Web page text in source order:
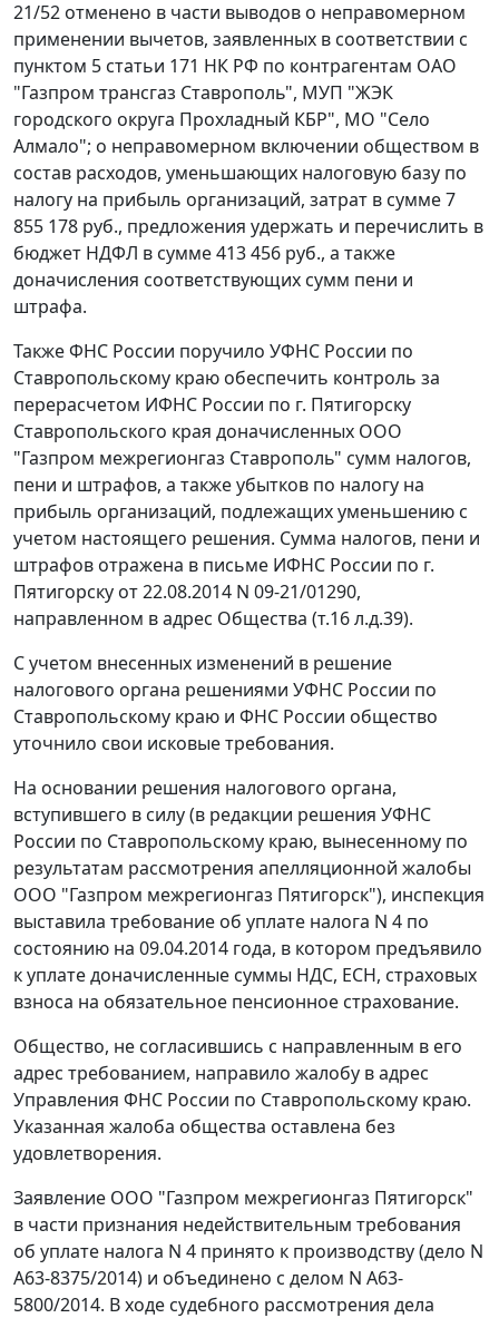
21/52 отменено в части выводов о неправомерном
применении вычетов, заявленных в соответствии с
пунктом 5 статьи 171 НК РФ по контрагентам ОАО
"Газпром трансгаз Ставрополь", МУП "ЖЭК
городского округа Прохладный КБР", МО "Село
Алмало"; о неправомерном включении обществом в
состав расходов, уменьшающих налоговую базу по
налогу на прибыль организаций, затрат в сумме 7
855 178 руб., предложения удержать и перечислить в
бюджет НДФЛ в сумме 413 456 руб., а также
доначисления соответствующих сумм пени и
штрафа.
Также ФНС России поручило УФНС России по
Ставропольскому краю обеспечить контроль за
перерасчетом ИФНС России по г. Пятигорску
Ставропольского края доначисленных ООО
"Газпром межрегионгаз Ставрополь" сумм налогов,
пени и штрафов, а также убытков по налогу на
прибыль организаций, подлежащих уменьшению с
учетом настоящего решения. Сумма налогов, пени и
штрафов отражена в письме ИФНС России по г.
Пятигорску от 22.08.2014 N 09-21/01290,
направленном в адрес Общества (т.16 л.д.39).
С учетом внесенных изменений в решение
налогового органа решениями УФНС России по
Ставропольскому краю и ФНС России общество
уточнило свои исковые требования.
На основании решения налогового органа,
вступившего в силу (в редакции решения УФНС
России по Ставропольскому краю, вынесенному по
результатам рассмотрения апелляционной жалобы
ООО "Газпром межрегионгаз Пятигорск"), инспекция
выставила требование об уплате налога N 4 по
состоянию на 09.04.2014 года, в котором предъявило
к уплате доначисленные суммы НДС, ЕСН, страховых
взноса на обязательное пенсионное страхование.
Общество, не согласившись с направленным в его
адрес требованием, направило жалобу в адрес
Управления ФНС России по Ставропольскому краю.
Указанная жалоба общества оставлена без
удовлетворения.
Заявление ООО "Газпром межрегионгаз Пятигорск"
в части признания недействительным требования
об уплате налога N 4 принято к производству (дело N
А63-8375/2014) и объединено с делом N А63-
5800/2014. В ходе судебного рассмотрения дела